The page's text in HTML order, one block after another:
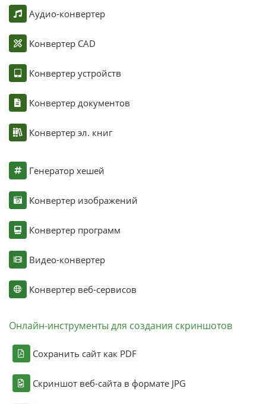
Аудио-конвертер
Конвертер CAD
Конвертер устройств
Конвертер документов
Конвертер эл. книг
Генератор хешей
Конвертер изображений
Конвертер программ
Видео-конвертер
Конвертер веб-сервисов
Онлайн-инструменты для создания скриншотов
Сохранить сайт как PDF
Скриншот веб-сайта в формате JPG